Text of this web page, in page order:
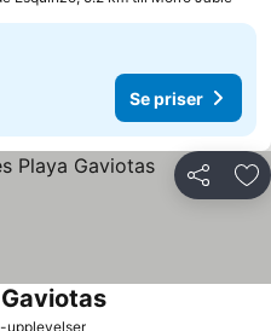
Se priser
Dela
upplevelser